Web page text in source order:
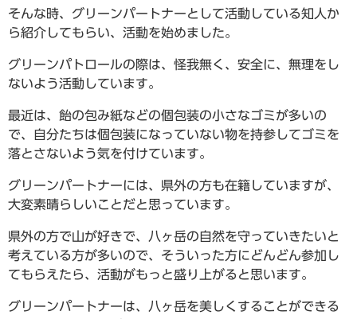
そんな時、グリーンパートナーとして活動している知人か
ら紹介してもらい、活動を始めました。
グリーンパトロールの際は、怪我無く、安全に、無理をし
ないよう活動しています。
最近は、飴の包み紙などの個包装の小さなゴミが多いの
で、自分たちは個包装になっていない物を持参してゴミを
落とさないよう気を付けています。
グリーンパートナーには、県外の方も在籍していますが、
大変素晴らしいことだと思っています。
県外の方で山が好きで、八ヶ岳の自然を守っていきたいと
考えている方が多いので、そういった方にどんどん参加し
てもらえたら、活動がもっと盛り上がると思います。
グリーンパートナーは、八ヶ岳を美しくすることができる